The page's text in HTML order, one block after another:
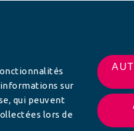
sur
qui peuvent
lors de